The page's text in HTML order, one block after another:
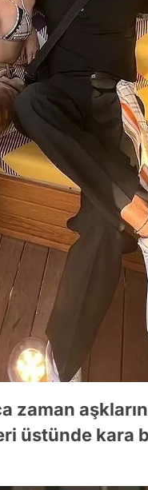
zaman
üstünde kara